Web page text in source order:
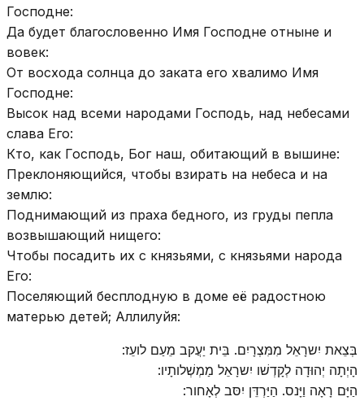
Господне:
Да будет благословенно Имя Господне отныне и
вовек:
От восхода солнца до заката его хвалимо Имя
Господне:
Высок над всеми народами Господь, над небесами
слава Его:
Кто, как Господь, Бог наш, обитающий в вышине:
Преклоняющийся, чтобы взирать на небеса и на
землю:
Поднимающий из праха бедного, из груды пепла
возвышающий нищего:
Чтобы посадить их с князьями, с князьями народа
Его:
Поселяющий бесплодную в доме её радостною
матерью детей; Аллилуйя:
בְּצֵאת יִשרָאֵל מִמִּצְרָיִם. בֵּית יַעֲקב מֵעַם לועֵז:
הָיְתָה יְהוּדָה לְקָדְשׁו יִשרָאֵל מַמְשְׁלותָיו:
הַיָּם רָאָה וַיָּנס. הַיַּרְדֵּן יִסּב לְאָחור: